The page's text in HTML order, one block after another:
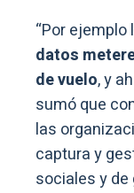
“Por
datos
de vuelo, y
sumó que
las
captura y
sociales y de